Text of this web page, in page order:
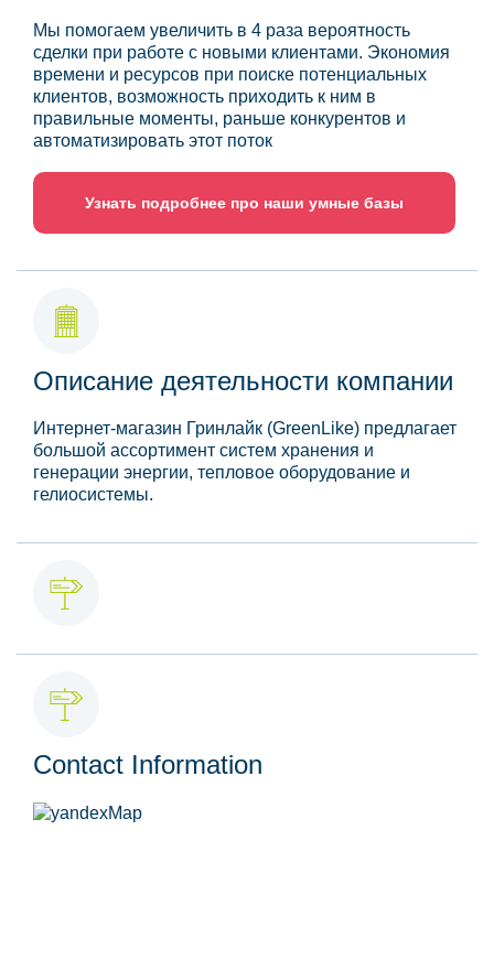
Мы помогаем увеличить в 4 раза вероятность
сделки при работе с новыми клиентами. Экономия
времени и ресурсов при поиске потенциальных
клиентов, возможность приходить к ним в
правильные моменты, раньше конкурентов и
автоматизировать этот поток
Узнать подробнее про наши умные базы
Описание деятельности компании
Интернет-магазин Гринлайк (GreenLike) предлагает
большой ассортимент систем хранения и
генерации энергии, тепловое оборудование и
гелиосистемы.
Contact Information